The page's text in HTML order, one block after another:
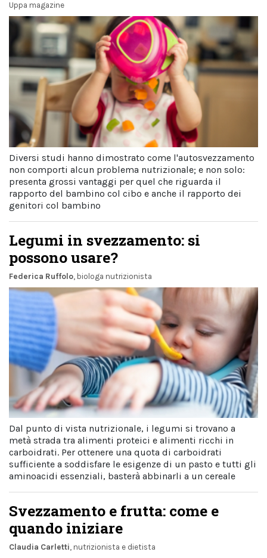
Uppa magazine
Diversi studi hanno dimostrato come l'autosvezzamento
non comporti alcun problema nutrizionale; e non solo:
presenta grossi vantaggi per quel che riguarda il
rapporto del bambino col cibo e anche il rapporto dei
genitori col bambino
Legumi in svezzamento: si
possono usare?
Federica Ruffolo , biologa nutrizionista
Dal punto di vista nutrizionale, i legumi si trovano a
metà strada tra alimenti proteici e alimenti ricchi in
carboidrati. Per ottenere una quota di carboidrati
sufficiente a soddisfare le esigenze di un pasto e tutti gli
aminoacidi essenziali, basterà abbinarli a un cereale
Svezzamento e frutta: come e
quando iniziare
Claudia Carletti , nutrizionista e dietista